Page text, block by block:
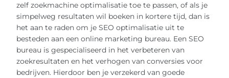
zelf zoekmachine optimalisatie toe te passen, of als je
simpelweg resultaten wil boeken in kortere tijd, dan is
het aan te raden om je SEO optimalisatie uit te
besteden aan een online marketing bureau. Een SEO
bureau is gespecialiseerd in het verbeteren van
zoekresultaten en het verhogen van conversies voor
bedrijven. Hierdoor ben je verzekerd van goede